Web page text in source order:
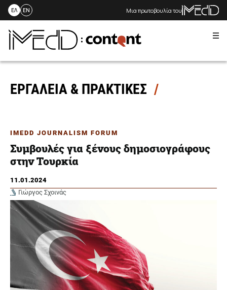
Skip
content
ΕΛ EN Μια πρωτοβουλία του
ΕΡΓΑΛΕΙΑ & ΠΡΑΚΤΙΚΕΣ
IMEDD JOURNALISM FORUM
Συμβουλές για ξένους δημοσιογράφους
στην Τουρκία
11.01.2024
Γιώργος Σχοινάς